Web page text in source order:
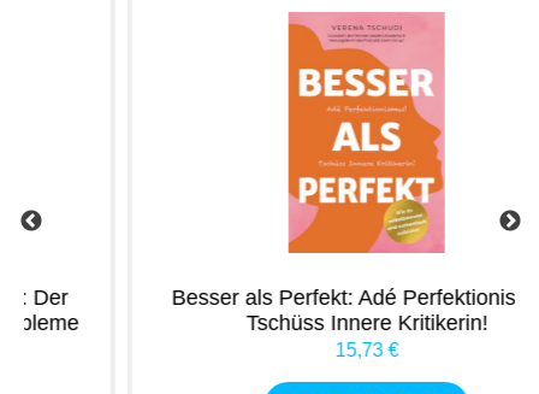
Besser als Perfekt: Adé Perfektionismus!
Tschüss Innere Kritikerin!